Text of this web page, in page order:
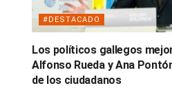
#DESTACADO
Los políticos gallegos
Alfonso Rueda y Ana
de los ciudadanos